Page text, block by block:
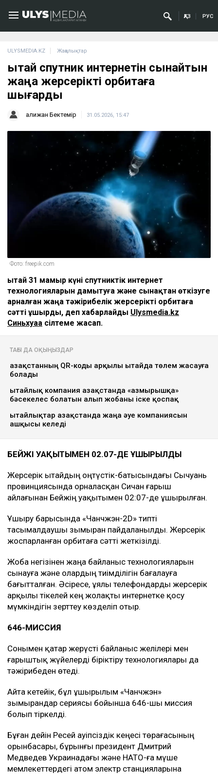
ҚАЗ РУС
ULYSMEDIA.KZ Жаңалықтар
Қытай спутник интернетін сынайтын
жаңа жерсерікті орбитаға
шығарды
Қалижан Бектемір 31.05.2026, 15:47
Фото: freepik.com
Қытай 31 мамыр күні спутниктік интернет
технологияларын дамытуға және сынақтан өткізуге
арналған жаңа тәжірибелік жерсерікті орбитаға
сәтті ұшырды, деп хабарлайды Ulysmedia.kz
Синьхуаға сілтеме жасап.
ТАҒЫ ДА ОҚЫҢЫЗДАР
Қазақстанның QR-коды арқылы Қытайда төлем жасауға
болады
Қытайлық компания Қазақстанда «Қазмырышқа»
бәсекелес болатын алып жобаны іске қоспақ
Қытайлықтар Қазақстанда жаңа әуе компаниясын
ашқысы келеді
БЕЙЖІҢ УАҚЫТЫМЕН 02.07-ДЕ ҰШЫРЫЛДЫ
Жерсерік Қытайдың оңтүстік-батысындағы Сычуань
провинциясында орналасқан Сичан ғарыш
айлағынан Бейжің уақытымен 02:07-де ұшырылған.
Ұшыру барысында «Чанчжэн-2D» типті
тасымалдаушы зымыран пайдаланылды. Жерсерік
жоспарланған орбитаға сәтті жеткізілді.
Жоба негізінен жаңа байланыс технологияларын
сынауға және олардың тиімділігін бағалауға
бағытталған. Әсіресе, ұялы телефондарды жерсерік
арқылы тікелей кең жолақты интернетке қосу
мүмкіндігін зерттеу көзделіп отыр.
646-МИССИЯ
Сонымен қатар жерүсті байланыс желілері мен
ғарыштық жүйелерді біріктіру технологиялары да
тәжірибеден өтеді.
Айта кетейік, бұл ұшырылым «Чанчжэн»
зымырандар сериясы бойынша 646-шы миссия
болып тіркелді.
Бұған дейін Ресей Қауіпсіздік кеңесі төрағасының
орынбасары, бұрынғы президент Дмитрий
Медведев Украинадағы және НАТО-ға мүше
мемлекеттердегі атом электр станцияларына